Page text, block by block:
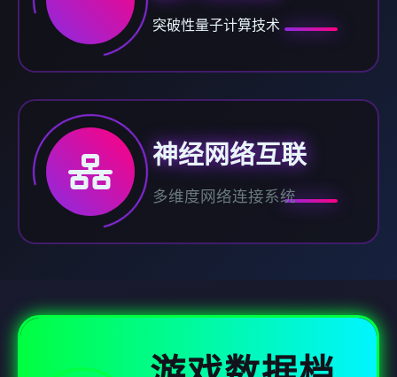
突破性量子计算技术
神经网络互联
多维度网络连接系统